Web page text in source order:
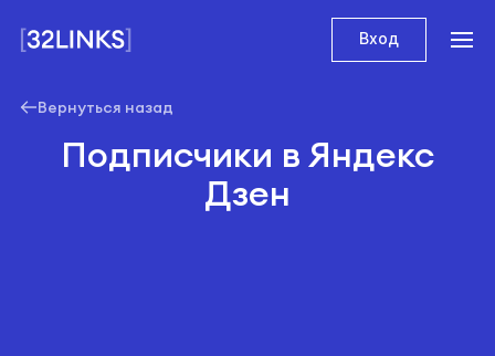
Вход
Вернуться назад
Подписчики в Яндекс
Дзен